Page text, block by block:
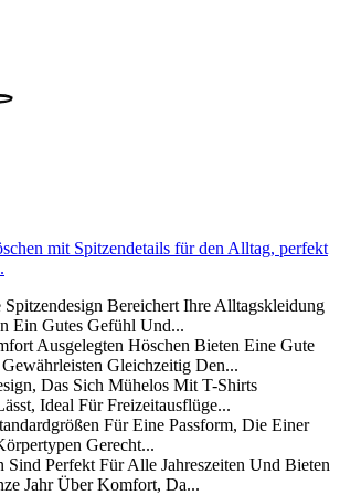
mit Spitzendetails für den Alltag, perfekt
Bereichert Ihre Alltagskleidung
Ein Gutes Gefühl Und...
Ausgelegten Höschen Bieten Eine Gute
Gleichzeitig Den...
Das Sich Mühelos Mit T-Shirts
Ideal Für Freizeitausflüge...
Für Eine Passform, Die Einer
Gerecht...
Sind Perfekt Für Alle Jahreszeiten Und Bieten
Jahr Über Komfort, Da...